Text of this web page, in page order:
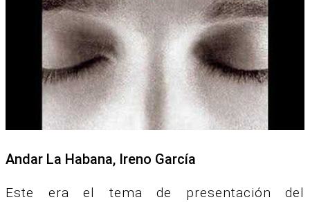
Andar La Habana, Ireno García
Este era el tema de presentación del